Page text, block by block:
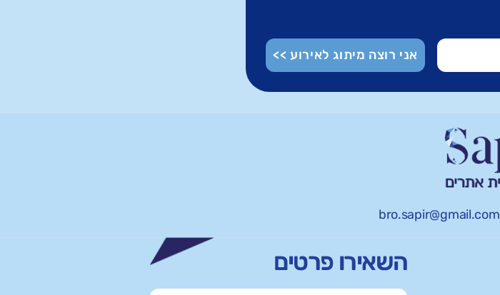
אני רוצה מיתוג לאירוע >>
bro.sapir@gmail.com
השאירו פרטים